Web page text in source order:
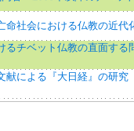
命社会における仏教の近代
るチベット仏教の直面する
献による『大日経』の研究